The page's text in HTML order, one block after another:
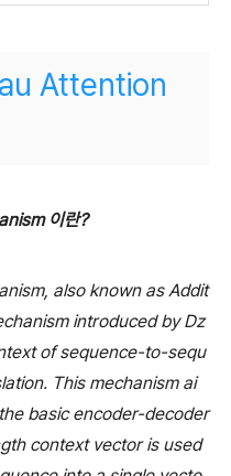
Attention
이란?
also known as Addit
introduced by Dz
of sequence-to-sequ
This mechanism ai
basic encoder-decoder
context vector is used